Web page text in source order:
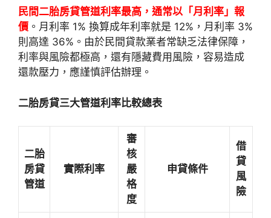
民間二胎房貸管道利率最高，通常以「月利率」報
價 。月利率 1% 換算成年利率就是 12%，月利率 3%
則高達 36%。由於民間貸款業者常缺乏法律保障，
利率與風險都極高，還有隱藏費用風險，容易造成
還款壓力，應謹慎評估辦理。
二胎房貸三大管道利率比較總表
二胎
房貸
管道
實際利率
審
核
嚴
格
度
申貸條件
借
貸
風
險